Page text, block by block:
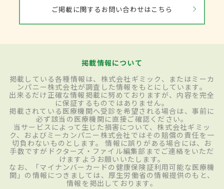
ご掲載に関するお問い合わせはこちら
掲載情報について
掲載している各種情報は、株式会社ギミック、またはミーカ
ンパニー株式会社が調査した情報をもとにしています。
出来るだけ正確な情報掲載に努めておりますが、内容を完全
に保証するものではありません。
掲載されている医療機関へ受診を希望される場合は、事前に
必ず該当の医療機関に直接ご確認ください。
当サービスによって生じた損害について、株式会社ギミッ
ク、およびミーカンパニー株式会社ではその賠償の責任を一
切負わないものとします。 情報に誤りがある場合には、お
手数ですがドクターズ・ファイル編集部までご連絡をいただ
けますようお願いいたします。
なお、「マイナンバーカードの健康保険証利用可能な医療機
関」の情報につきましては、厚生労働省の情報提供のもと、
情報を掲出しております。